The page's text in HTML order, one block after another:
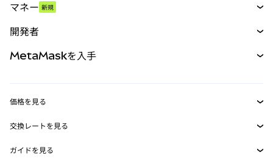
パーペチュアル
RWA
マネー 新規
開発者
MetaMask Connect
Snaps
MetaMaskを入手
セキュリティ
価格を見る
イーサリアムの価格
Solanaの価格
交換レートを見る
ETH→USD
ガイドを見る